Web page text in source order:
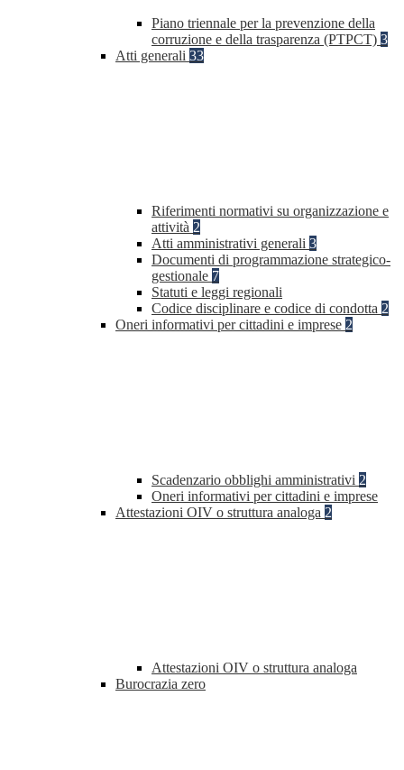
Piano triennale per la prevenzione della
corruzione e della trasparenza (PTPCT) 3
Atti generali 33
Riferimenti normativi su organizzazione e
attività 2
Atti amministrativi generali 3
Documenti di programmazione strategico-
gestionale 7
Statuti e leggi regionali
Codice disciplinare e codice di condotta 2
Oneri informativi per cittadini e imprese 2
Scadenzario obblighi amministrativi 2
Oneri informativi per cittadini e imprese
Attestazioni OIV o struttura analoga 2
Attestazioni OIV o struttura analoga
Burocrazia zero